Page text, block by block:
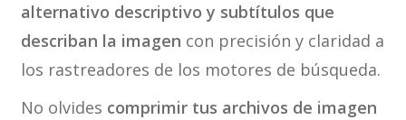
alternativo descriptivo y subtítulos que
describan la imagen con precisión y claridad a
los rastreadores de los motores de búsqueda.
No olvides comprimir tus archivos de imagen